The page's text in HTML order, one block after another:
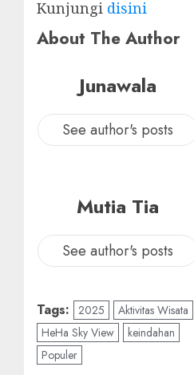
Kunjungi disini
About The Author
Junawala
See author's posts
Mutia Tia
See author's posts
Tags: 2025
Aktivitas Wisata
HeHa Sky View
keindahan
Populer